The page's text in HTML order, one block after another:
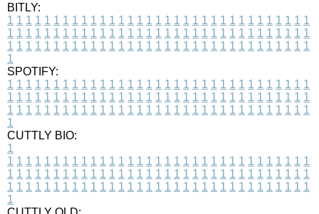
BITLY:
1 1 1 1 1 1 1 1 1 1 1 1 1 1 1 1 1 1 1 1 1 1 1 1 1 1 1 1 1 1 1 1 1
1 1 1 1 1 1 1 1 1 1 1 1 1 1 1 1 1 1 1 1 1 1 1 1 1 1 1 1 1 1 1 1 1
1 1 1 1 1 1 1 1 1 1 1 1 1 1 1 1 1 1 1 1 1 1 1 1 1 1 1 1 1 1 1 1 1
1
SPOTIFY:
1 1 1 1 1 1 1 1 1 1 1 1 1 1 1 1 1 1 1 1 1 1 1 1 1 1 1 1 1 1 1 1 1
1 1 1 1 1 1 1 1 1 1 1 1 1 1 1 1 1 1 1 1 1 1 1 1 1 1 1 1 1 1 1 1 1
1 1 1 1 1 1 1 1 1 1 1 1 1 1 1 1 1 1 1 1 1 1 1 1 1 1 1 1 1 1 1 1 1
1
CUTTLY BIO:
1
1 1 1 1 1 1 1 1 1 1 1 1 1 1 1 1 1 1 1 1 1 1 1 1 1 1 1 1 1 1 1 1 1
1 1 1 1 1 1 1 1 1 1 1 1 1 1 1 1 1 1 1 1 1 1 1 1 1 1 1 1 1 1 1 1 1
1 1 1 1 1 1 1 1 1 1 1 1 1 1 1 1 1 1 1 1 1 1 1 1 1 1 1 1 1 1 1 1 1
1